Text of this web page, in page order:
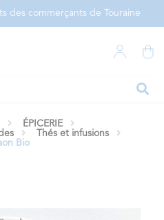
des commerçants de Touraine
ÉPICERIE
Thés et infusions
Bio